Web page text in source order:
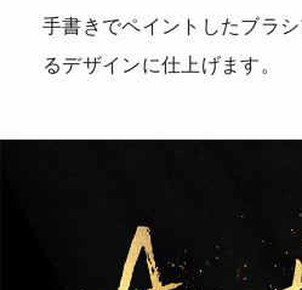
手書きでペイントしたブラ
るデザインに仕上げます。